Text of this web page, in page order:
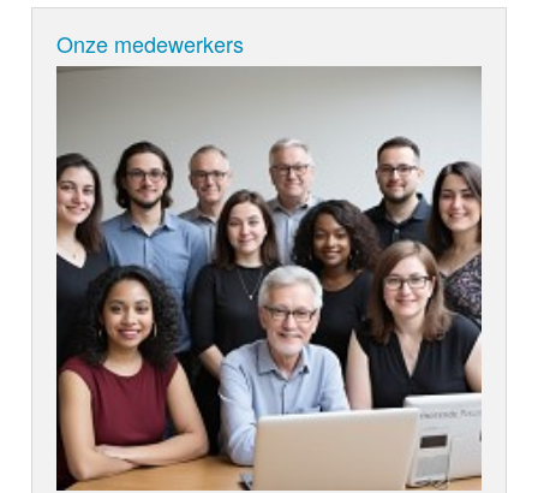
Onze medewerkers